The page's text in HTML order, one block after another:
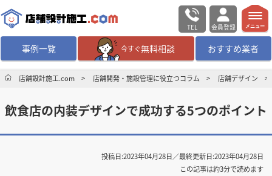
TEL 会員登録
事例一覧 今すぐ無料相談 おすすめ業者
無料相談 ログイン／会員登録
デザイン設計・施工業者を探す
メニュー
店舗設計施工.com 店舗開発・施設管理に役立つコラム 店舗デザイン
飲食店の内装デザインで成功する5つのポイント
投稿日:2023年04月28日／最終更新日:2023年04月28日
この記事は約3分で読めます